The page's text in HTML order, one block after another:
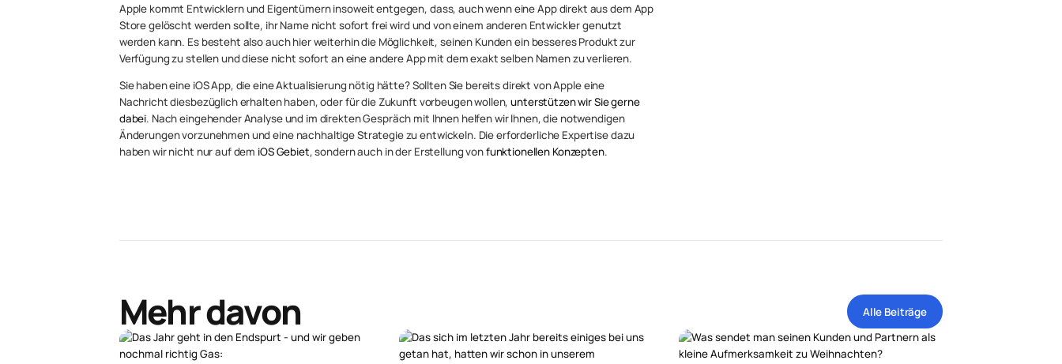
Apple kommt Entwicklern und Eigentümern insoweit entgegen, dass, auch wenn eine App direkt aus dem App
Store gelöscht werden sollte, ihr Name nicht sofort frei wird und von einem anderen Entwickler genutzt
werden kann. Es besteht also auch hier weiterhin die Möglichkeit, seinen Kunden ein besseres Produkt zur
Verfügung zu stellen und diese nicht sofort an eine andere App mit dem exakt selben Namen zu verlieren.
Sie haben eine iOS App, die eine Aktualisierung nötig hätte? Sollten Sie bereits direkt von Apple eine
Nachricht diesbezüglich erhalten haben, oder für die Zukunft vorbeugen wollen,unterstützen wir Sie gerne
dabei. Nach eingehender Analyse und im direkten Gespräch mit Ihnen helfen wir Ihnen, die notwendigen
Änderungen vorzunehmen und eine nachhaltige Strategie zu entwickeln. Die erforderliche Expertise dazu
haben wir nicht nur auf dem iOS Gebiet, sondern auch in der Erstellung vonfunktionellen Konzepten.
Mehr davon Alle Beiträge